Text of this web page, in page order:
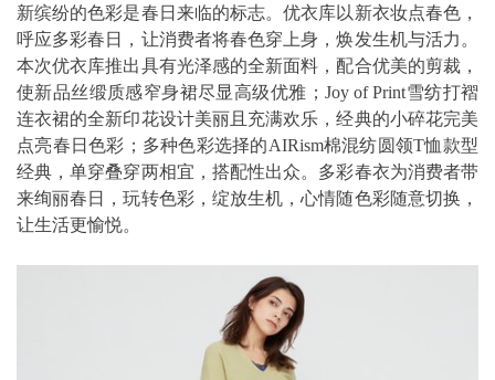
新缤纷的色彩是春日来临的标志。优衣库以新衣妆点春色，
呼应多彩春日，让消费者将春色穿上身，焕发生机与活力。
本次优衣库推出具有光泽感的全新面料，配合优美的剪裁，
使新品丝缎质感窄身裙尽显高级优雅；Joy of Print雪纺打褶
连衣裙的全新印花设计美丽且充满欢乐，经典的小碎花完美
点亮春日色彩；多种色彩选择的AIRism棉混纺圆领T恤款型
经典，单穿叠穿两相宜，搭配性出众。多彩春衣为消费者带
来绚丽春日，玩转色彩，绽放生机，心情随色彩随意切换，
让生活更愉悦。